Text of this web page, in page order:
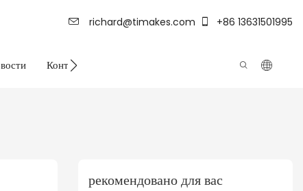
richard@timakes.com +86 13631501995
Контакт
рекомендовано для вас